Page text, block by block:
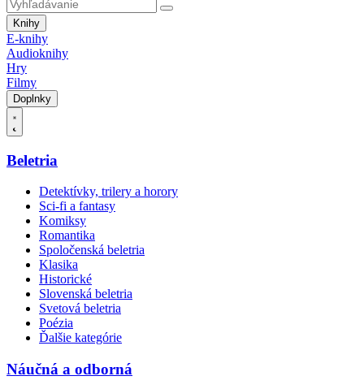
Knihy
E-knihy
Audioknihy
Hry
Filmy
Doplnky
Beletria
Detektívky, trilery a horory
Sci-fi a fantasy
Komiksy
Romantika
Spoločenská beletria
Klasika
Historické
Slovenská beletria
Svetová beletria
Poézia
Ďalšie kategórie
Náučná a odborná